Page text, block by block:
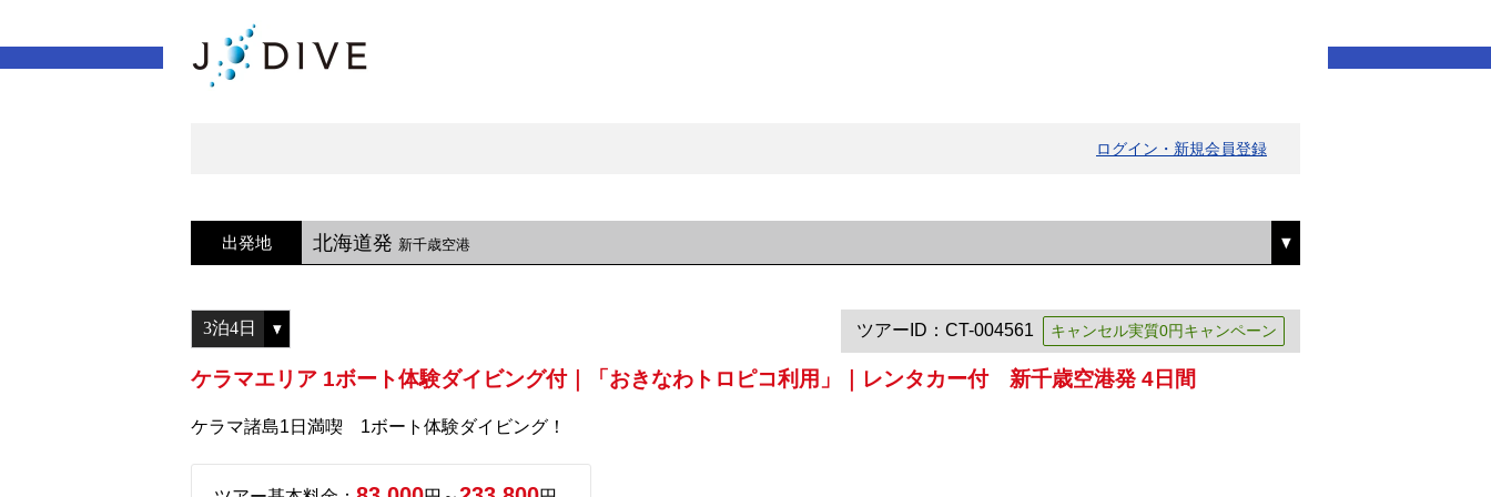
ログイン・新規会員登録
出発地 北海道発 新千歳空港
ツアーID：CT-004561 キャンセル実質0円キャンペーン
ケラマエリア 1ボート体験ダイビング付｜「おきなわトロピコ利用」｜レンタカー付 新千歳空港発 4日間
ケラマ諸島1日満喫 1ボート体験ダイビング！